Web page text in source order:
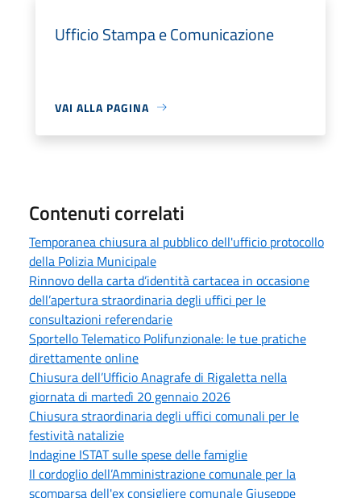
Ufficio Stampa e Comunicazione
VAI ALLA PAGINA
Contenuti correlati
Temporanea chiusura al pubblico dell'ufficio protocollo
della Polizia Municipale
Rinnovo della carta d’identità cartacea in occasione
dell’apertura straordinaria degli uffici per le
consultazioni referendarie
Sportello Telematico Polifunzionale: le tue pratiche
direttamente online
Chiusura dell’Ufficio Anagrafe di Rigaletta nella
giornata di martedì 20 gennaio 2026
Chiusura straordinaria degli uffici comunali per le
festività natalizie
Indagine ISTAT sulle spese delle famiglie
Il cordoglio dell’Amministrazione comunale per la
scomparsa dell'ex consigliere comunale Giuseppe